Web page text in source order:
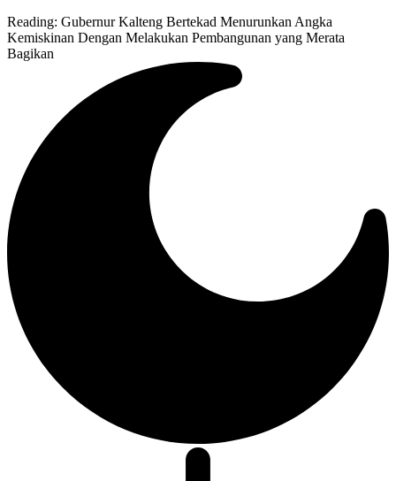
Reading: Gubernur Kalteng Bertekad Menurunkan Angka
Kemiskinan Dengan Melakukan Pembangunan yang Merata
Bagikan